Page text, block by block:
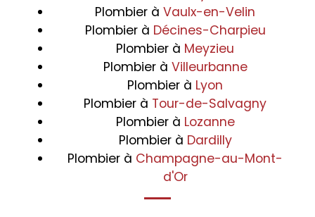
Plombier à Vaulx-en-Velin
Plombier à Décines-Charpieu
Plombier à Meyzieu
Plombier à Villeurbanne
Plombier à Lyon
Plombier à Tour-de-Salvagny
Plombier à Lozanne
Plombier à Dardilly
Plombier à Champagne-au-Mont-
d'Or